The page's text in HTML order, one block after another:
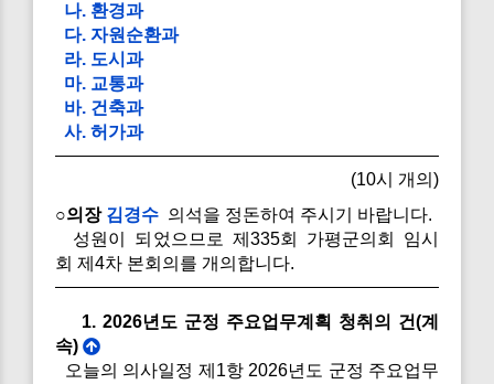
나. 환경과
다. 자원순환과
라. 도시과
마. 교통과
바. 건축과
사. 허가과
(10시 개의)
○의장 김경수 의석을 정돈하여 주시기 바랍니다.
성원이 되었으므로 제335회 가평군의회 임시
회 제4차 본회의를 개의합니다.
1. 2026년도 군정 주요업무계획 청취의 건(계
속)
오늘의 의사일정 제1항 2026년도 군정 주요업무